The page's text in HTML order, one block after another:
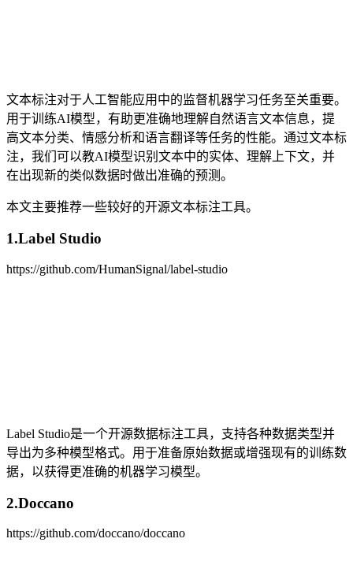
文本标注对于人工智能应用中的监督机器学习任务至关重要。
用于训练AI模型，有助更准确地理解自然语言文本信息，提
高文本分类、情感分析和语言翻译等任务的性能。通过文本标
注，我们可以教AI模型识别文本中的实体、理解上下文，并
在出现新的类似数据时做出准确的预测。
本文主要推荐一些较好的开源文本标注工具。
1.Label Studio
https://github.com/HumanSignal/label-studio
Label Studio是一个开源数据标注工具，支持各种数据类型并
导出为多种模型格式。用于准备原始数据或增强现有的训练数
据，以获得更准确的机器学习模型。
2.Doccano
https://github.com/doccano/doccano